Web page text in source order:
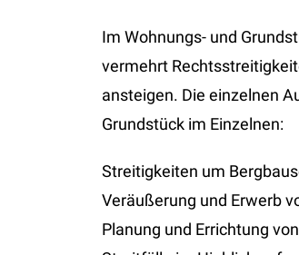
Im Wohnungs- und
vermehrt
ansteigen. Die einzelnen
Grundstück im Einzelnen:
Streitigkeiten um
Veräußerung und Erwerb
Planung und Errichtung